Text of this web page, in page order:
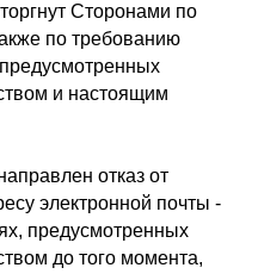
Сторонами по
по требованию
и настоящим
отказ от
электронной почты -
предусмотренных
до того момента,